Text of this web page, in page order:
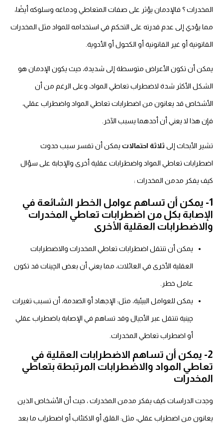
المخدرات؟ فالإدمان يؤثر على صفات المتعاطي ودماغه وسلوكه أيضًا،
مما يؤدي إلى عدم قدرته على التحكم في استخدامه للمواد مثل المخدرات
القانونية أو غير القانونية أو الكحول أو الأدوية.
يمكن أن تكون الأعراض متوسطة إلى شديدة، حيث يكون الإدمان هو
الشكل الأكثر شدة لاضطراب تعاطي المواد، وعلى الرغم من أن
الأشخاص قد يعانون من اضطرابات تعاطي المواد واضطراب عقلي،
فإن هذا لا يعني أن أحدهما يسبب الآخر.
تشير الأبحاث إلى ثلاثة احتمالات يمكن أن تفسر سبب حدوث
اضطرابات تعاطي المواد واضطرابات عقلية أخرى والإجابة على سؤال
كيف يفكر مدمن المخدرات :
1- يمكن أن تساهم عوامل الخطر الشائعة في
الإصابة بكل من اضطرابات تعاطي المخدرات
والاضطرابات العقلية الأخرى
يمكن أن تنتقل اضطرابات تعاطي المخدرات والاضطرابات
العقلية الأخرى في العائلات، مما يعني أن بعض الچينات قد تكون
عامل خطر.
يمكن للعوامل البيئية، مثل: الإجهاد أو الصدمة، أن تسبب تغيرات
چينية تنتقل عبر الأجيال وقد تساهم في الإصابة باضطراب عقلي
أو اضطراب تعاطي المخدرات.
2- يمكن أن تساهم الاضطرابات العقلية في
تعاطي المواد والاضطرابات المرتبطة بتعاطي
المخدرات
وجدت الدراسات كيف يفكر مدمن المخدرات، حيث أن الأشخاص الذين
يعانون من اضطراب عقلي، مثل: القلق أو الاكتئاب أو اضطراب ما بعد